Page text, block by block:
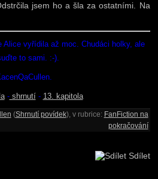
jsem ho a šla za ostatními. Na
Alice vyřídila až moc. Chudáci holky, ale
to sami. :-).
-shrnutí- 13. kapitola
(Shrnutí povídek), v rubrice: FanFiction na
pokračování
Sdílet